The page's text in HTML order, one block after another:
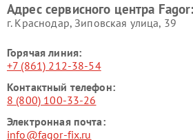
Адрес сервисного центра Fagor:
г. Краснодар, Зиповская улица, 39
Горячая линия:
+7 (861) 212-38-54
Контактный телефон:
8 (800) 100-33-26
Электронная почта:
info@fagor-fix.ru